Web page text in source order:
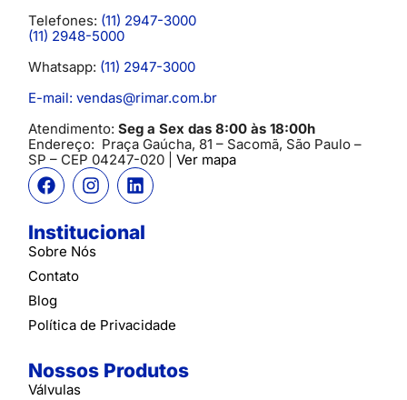
Telefones: (11) 2947-3000
(11) 2948-5000
Whatsapp: (11) 2947-3000
E-mail: vendas@rimar.com.br
Atendimento: Seg a Sex das 8:00 às 18:00h
Endereço: Praça Gaúcha, 81 – Sacomã, São Paulo –
SP – CEP 04247-020 | Ver mapa
Institucional
Sobre Nós
Contato
Blog
Política de Privacidade
Nossos Produtos
Válvulas